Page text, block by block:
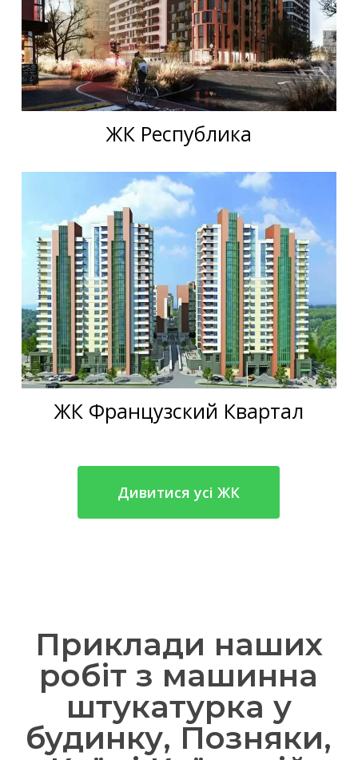
ЖК Республика
ЖК Французский Квартал
Дивитися усі ЖК
Приклади наших
робіт з машинна
штукатурка у
будинку, Позняки,